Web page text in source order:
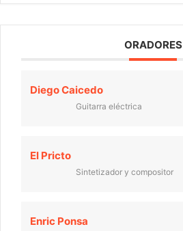
ORADORES
Diego Caicedo
Guitarra eléctrica
El Pricto
Sintetizador y compositor
Enric Ponsa